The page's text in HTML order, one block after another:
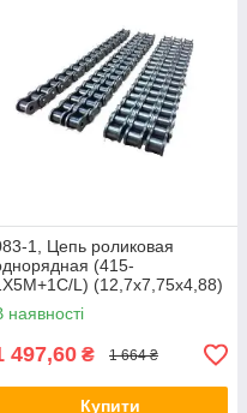
1, Цепь роликовая
(415-
L) (12,7х7,75х4,88)
2"x3/16")(5м),
DON
наявності
497,60 ₴ 1 664 ₴
Купити